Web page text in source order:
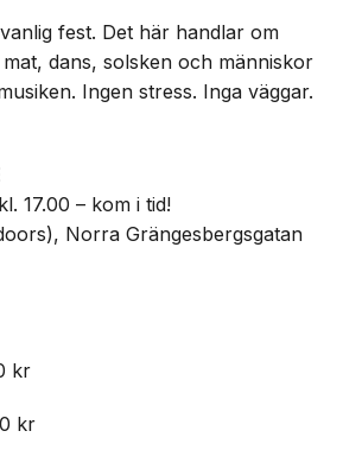
fest. Det här handlar om
dans, solsken och människor
Ingen stress. Inga väggar.
17.00 – kom i tid!
Norra Grängesbergsgatan
kr
kr